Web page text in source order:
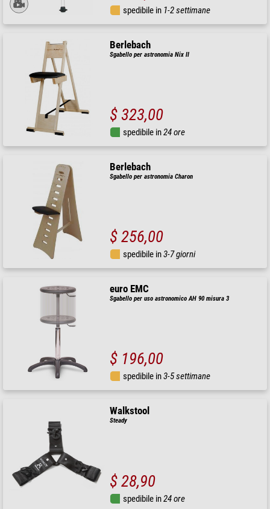
spedibile in 1-2 settimane
Berlebach
Sgabello per astronomia Nix II
$ 323,00
spedibile in24 ore
Berlebach
Sgabello per astronomia Charon
$ 256,00
spedibile in3-7 giorni
euro EMC
Sgabello per uso astronomico AH 90 misura 3
$ 196,00
spedibile in3-5 settimane
Walkstool
Steady
$ 28,90
spedibile in24 ore